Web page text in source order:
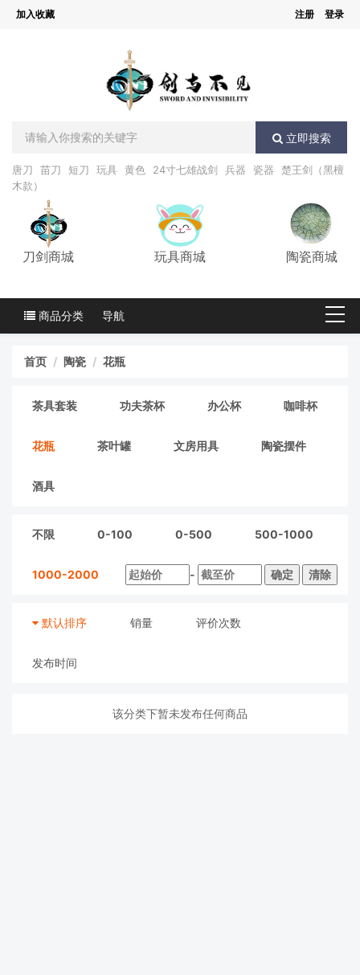
加入收藏 注册 登录
立即搜索
唐刀 苗刀 短刀 玩具 黄色 24寸七雄战剑 兵器 瓷器
楚王剑（黑檀
木款）
刀剑商城 玩具商城 陶瓷商城
商品分类 导航
首页 陶瓷 花瓶
茶具套装 功夫茶杯 办公杯 咖啡杯
花瓶 茶叶罐 文房用具 陶瓷摆件
酒具
不限 0-100 0-500 500-1000
1000-2000 - 确定 清除
默认排序 销量 评价次数
发布时间
该分类下暂未发布任何商品